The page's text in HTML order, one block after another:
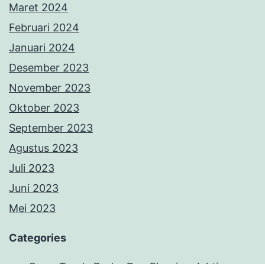
Maret 2024
Februari 2024
Januari 2024
Desember 2023
November 2023
Oktober 2023
September 2023
Agustus 2023
Juli 2023
Juni 2023
Mei 2023
Categories